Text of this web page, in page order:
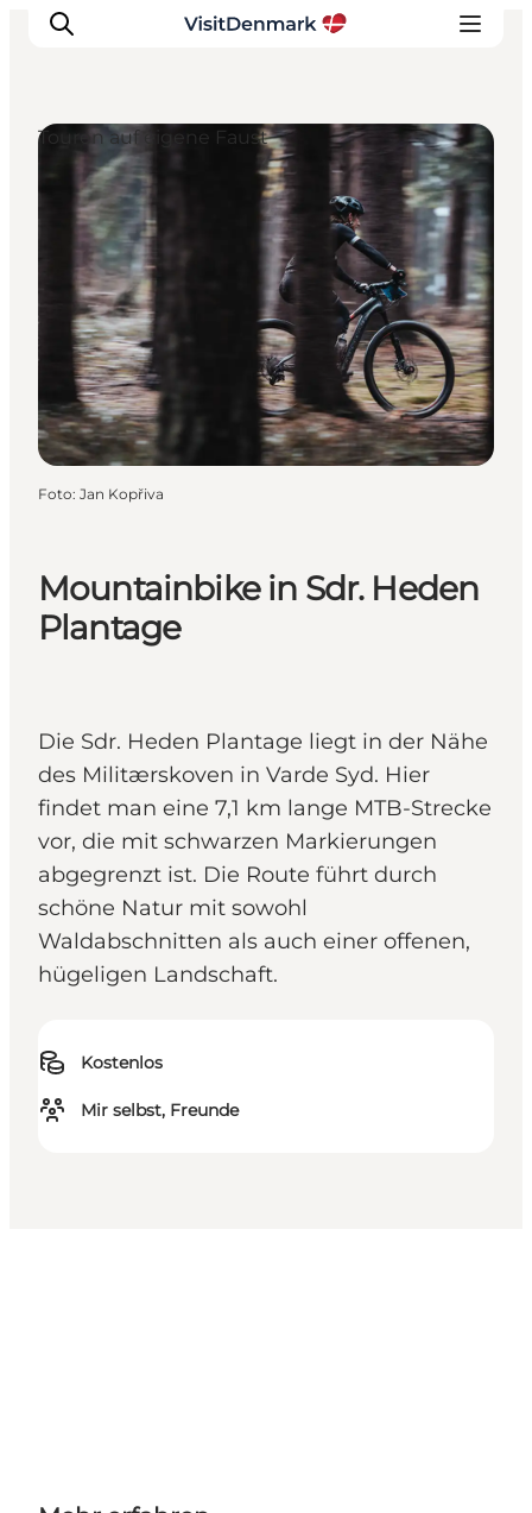
Inspiration
Regionen
Erlebnisse
Unterkünfte
Reiseplanung
Mountainbike in Sdr. Heden
Plantage
Die Sdr. Heden Plantage liegt in der Nähe
des Militærskoven in Varde Syd. Hier
findet man eine 7,1 km lange MTB-Strecke
vor, die mit schwarzen Markierungen
abgegrenzt ist. Die Route führt durch
schöne Natur mit sowohl
Waldabschnitten als auch einer offenen,
hügeligen Landschaft.
Kostenlos
Mir selbst, Freunde
Touren auf eigene Faust
Foto: Jan Kopřiva